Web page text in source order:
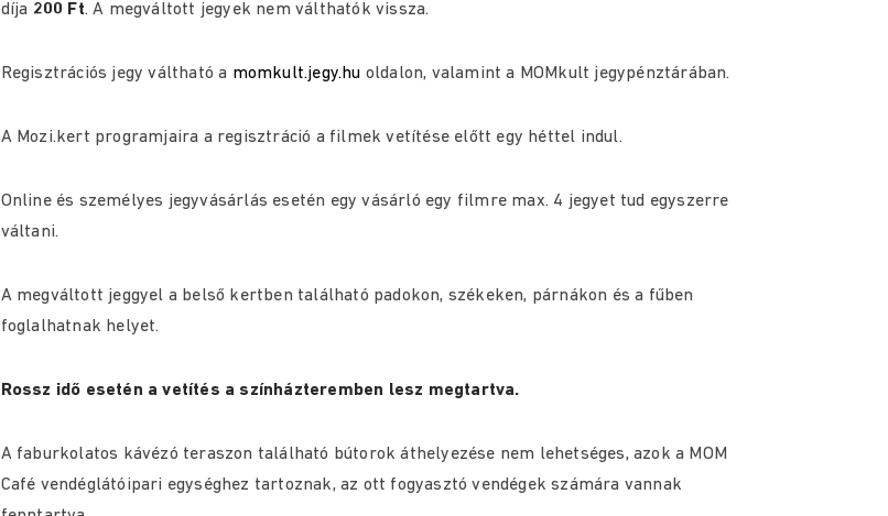
díja 200 Ft. A megváltott jegyek nem válthatók vissza.
Regisztrációs jegy váltható a momkult.jegy.hu oldalon, valamint a MOMkult jegypénztárában.
A Mozi.kert programjaira a regisztráció a filmek vetítése előtt egy héttel indul.
Online és személyes jegyvásárlás esetén egy vásárló egy filmre max. 4 jegyet tud egyszerre
váltani.
A megváltott jeggyel a belső kertben található padokon, székeken, párnákon és a fűben
foglalhatnak helyet.
Rossz idő esetén a vetítés a színházteremben lesz megtartva.
A faburkolatos kávézó teraszon található bútorok áthelyezése nem lehetséges, azok a MOM
Café vendéglátóipari egységhez tartoznak, az ott fogyasztó vendégek számára vannak